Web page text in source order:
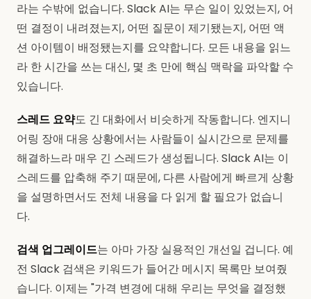
라는 수밖에 없습니다. Slack AI는 무슨 일이 있었는지, 어
떤 결정이 내려졌는지, 어떤 질문이 제기됐는지, 어떤 액
션 아이템이 배정됐는지를 요약합니다. 모든 내용을 읽느
라 한 시간을 쓰는 대신, 몇 초 만에 핵심 맥락을 파악할 수
있습니다.
스레드 요약도 긴 대화에서 비슷하게 작동합니다. 엔지니
어링 장애 대응 상황에서는 사람들이 실시간으로 문제를
해결하느라 매우 긴 스레드가 생성됩니다. Slack AI는 이
스레드를 압축해 주기 때문에, 다른 사람에게 빠르게 상황
을 설명하면서도 전체 내용을 다 읽게 할 필요가 없습니
다.
검색 업그레이드는 아마 가장 실용적인 개선일 겁니다. 예
전 Slack 검색은 키워드가 들어간 메시지 목록만 보여줬
습니다. 이제는 "가격 변경에 대해 우리는 무엇을 결정했